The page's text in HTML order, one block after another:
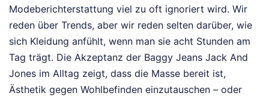
Modeberichterstattung viel zu oft ignoriert wird. Wir
reden über Trends, aber wir reden selten darüber, wie
sich Kleidung anfühlt, wenn man sie acht Stunden am
Tag trägt. Die Akzeptanz der Baggy Jeans Jack And
Jones im Alltag zeigt, dass die Masse bereit ist,
Ästhetik gegen Wohlbefinden einzutauschen – oder